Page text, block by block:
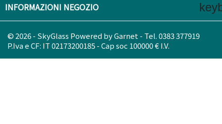
INFORMAZIONI NEGOZIO
© 2026 - SkyGlass Powered by Garnet - Tel. 0383 377919
P.Iva e CF: IT 02173200185 - Cap soc 100000 € I.V.